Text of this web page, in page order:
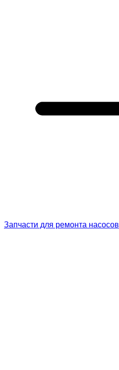
Запчасти для ремонта насосов